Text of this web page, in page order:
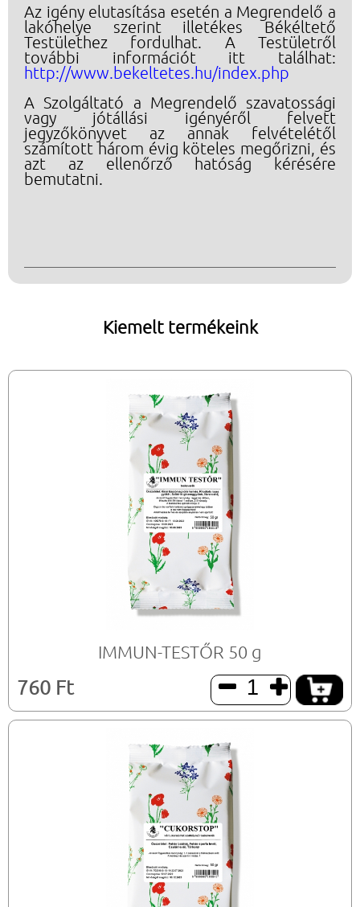
Az igény elutasítása esetén a Megrendelő a
lakóhelye szerint illetékes Békéltető
Testülethez fordulhat. A Testületről
további információt itt találhat:
http://www.bekeltetes.hu/index.php
A Szolgáltató a Megrendelő szavatossági
vagy jótállási igényéről felvett
jegyzőkönyvet az annak felvételétől
számított három évig köteles megőrizni, és
azt az ellenőrző hatóság kérésére
bemutatni.
Kiemelt termékeink
IMMUN-TESTŐR 50 g
760 Ft  